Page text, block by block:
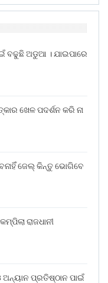
ବଢୁଛି ଅଡୁଆ । ଯାଇପାରେ
ଖେଳ ପଦର୍ଶନ କରି ନା
ଜେଲ୍ କିନ୍ତୁ ଭୋଗିବେ
ରାଜଧାନୀ
ପ୍ରତିଷ୍ଠାନ ପାଇଁ